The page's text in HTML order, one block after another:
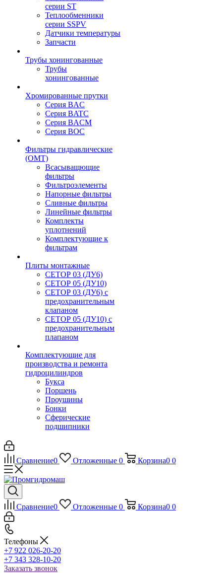
серии ST
Теплообменники
серии SSPV
Датчики температуры
Запчасти
Трубы хонингованные
Трубы
хонингованные
Хромированные прутки
Серия BAC
Серия BATC
Серия BACM
Серия BOC
Фильтры гидравлические
(OMT)
Всасыващющие
фильтры
Фильтроэлементы
Напорные фильтры
Сливные фильтры
Линейные фильтры
Комплекты
уплотнений
Комплектующие к
фильтрам
Плиты монтажные
CЕТОР 03 (ДУ6)
CЕТОР 05 (ДУ10)
CЕТОР 03 (ДУ6) с
предохранительным
клапаном
CЕТОР 05 (ДУ10) с
предохранительным
плапаном
Комплектующие для
производства и ремонта
гидроцилиндров
Букса
Поршень
Проушины
Бонки
Сферические
подшипники
Сравнение0 Отложенные 0 Корзина0 0
Сравнение0 Отложенные 0 Корзина0 0
Телефоны
+7 922 026-20-20
+7 343 328-10-20
Заказать звонок